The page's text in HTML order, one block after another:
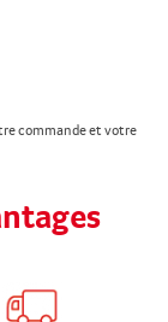
commande et votre